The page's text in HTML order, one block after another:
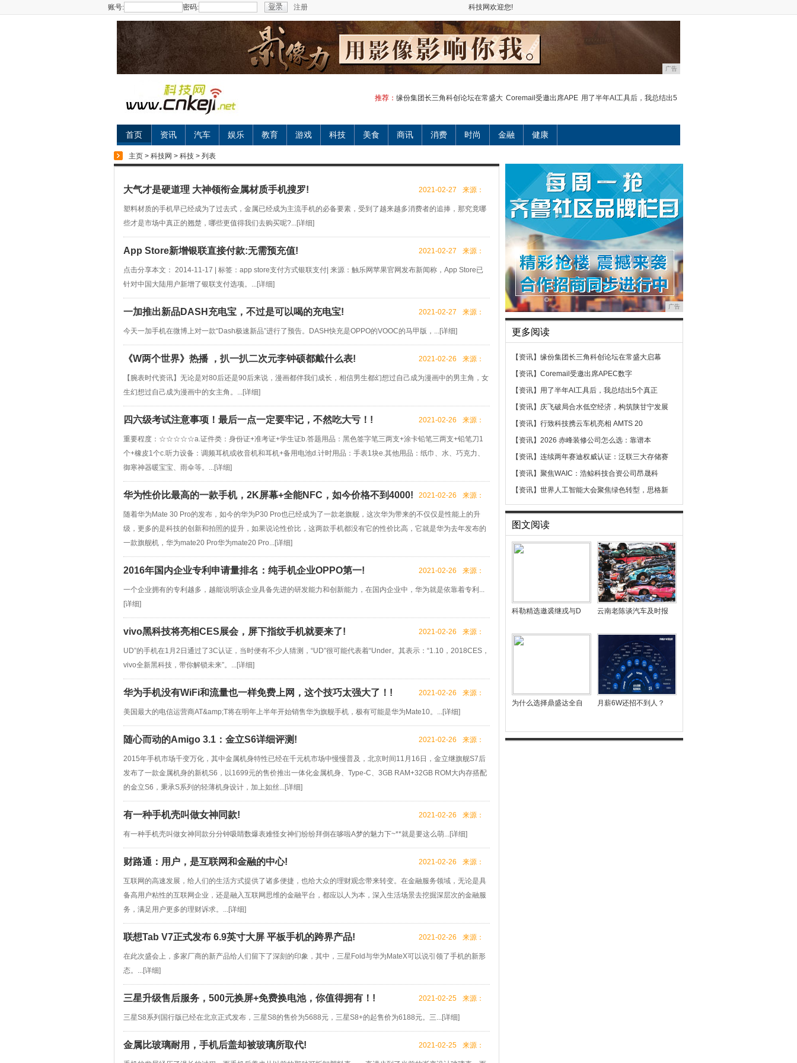
账号: 密码: 注册 科技网欢迎您!
广告
推荐： 缘份集团长三角科创论坛在常盛大 Coremail受邀出席APE 用了半年AI工具后，我总结出5
首页 资讯 汽车 娱乐 教育 游戏 科技 美食 商讯 消费 时尚 金融 健康
主页 > 科技网 > 科技 > 列表
大气才是硬道理 大神领衔金属材质手机搜罗! 来源：
2021-02-27
塑料材质的手机早已经成为了过去式，金属已经成为主流手机的必备要素，受到了越来越多消费者的追捧，那究竟哪
些才是市场中真正的翘楚，哪些更值得我们去购买呢?...[详细]
App Store新增银联直接付款:无需预充值! 来源：
2021-02-27
点击分享本文： 2014-11-17 | 标签：app store支付方式银联支付| 来源：触乐网苹果官网发布新闻称，App Store已
针对中国大陆用户新增了银联支付选项。...[详细]
一加推出新品DASH充电宝，不过是可以喝的充电宝! 来源：
2021-02-27
今天一加手机在微博上对一款“Dash极速新品”进行了预告。DASH快充是OPPO的VOOC的马甲版，...[详细]
《W两个世界》热播 ，扒一扒二次元李钟硕都戴什么表! 来源：
2021-02-26
【腕表时代资讯】无论是对80后还是90后来说，漫画都伴我们成长，相信男生都幻想过自己成为漫画中的男主角，女
生幻想过自己成为漫画中的女主角。...[详细]
四六级考试注意事项！最后一点一定要牢记，不然吃大亏！! 来源：
2021-02-26
重要程度：☆☆☆☆☆a.证件类：身份证+准考证+学生证b.答题用品：黑色签字笔三两支+涂卡铅笔三两支+铅笔刀1
个+橡皮1个c.听力设备：调频耳机或收音机和耳机+备用电池d.计时用品：手表1块e.其他用品：纸巾、水、巧克力、
御寒神器暖宝宝、雨伞等。...[详细]
华为性价比最高的一款手机，2K屏幕+全能NFC，如今价格不到4000! 来源：
2021-02-26
随着华为Mate 30 Pro的发布，如今的华为P30 Pro也已经成为了一款老旗舰，这次华为带来的不仅仅是性能上的升
级，更多的是科技的创新和拍照的提升，如果说论性价比，这两款手机都没有它的性价比高，它就是华为去年发布的
一款旗舰机，华为mate20 Pro华为mate20 Pro...[详细]
2016年国内企业专利申请量排名：纯手机企业OPPO第一! 来源：
2021-02-26
一个企业拥有的专利越多，越能说明该企业具备先进的研发能力和创新能力，在国内企业中，华为就是依靠着专利...
[详细]
vivo黑科技将亮相CES展会，屏下指纹手机就要来了! 来源：
2021-02-26
UD”的手机在1月2日通过了3C认证，当时便有不少人猜测，“UD”很可能代表着“Under。其表示：“1.10，2018CES，
vivo全新黑科技，带你解锁未来”。...[详细]
华为手机没有WiFi和流量也一样免费上网，这个技巧太强大了！! 来源：
2021-02-26
美国最大的电信运营商AT&amp;T将在明年上半年开始销售华为旗舰手机，极有可能是华为Mate10。...[详细]
随心而动的Amigo 3.1：金立S6详细评测! 来源：
2021-02-26
2015年手机市场千变万化，其中金属机身特性已经在千元机市场中慢慢普及，北京时间11月16日，金立继旗舰S7后
发布了一款金属机身的新机S6，以1699元的售价推出一体化金属机身、Type-C、3GB RAM+32GB ROM大内存搭配
的金立S6，秉承S系列的轻薄机身设计，加上如丝...[详细]
有一种手机壳叫做女神同款! 来源：
2021-02-26
有一种手机壳叫做女神同款分分钟吸睛数爆表难怪女神们纷纷拜倒在哆啦A梦的魅力下~**就是要这么萌...[详细]
财路通：用户，是互联网和金融的中心! 来源：
2021-02-26
互联网的高速发展，给人们的生活方式提供了诸多便捷，也给大众的理财观念带来转变。在金融服务领域，无论是具
备高用户粘性的互联网企业，还是融入互联网思维的金融平台，都应以人为本，深入生活场景去挖掘深层次的金融服
务，满足用户更多的理财诉求。...[详细]
联想Tab V7正式发布 6.9英寸大屏 平板手机的跨界产品! 来源：
2021-02-26
在此次盛会上，多家厂商的新产品给人们留下了深刻的印象，其中，三星Fold与华为MateX可以说引领了手机的新形
态。...[详细]
三星升级售后服务，500元换屏+免费换电池，你值得拥有！! 来源：
2021-02-25
三星S8系列国行版已经在北京正式发布，三星S8的售价为5688元，三星S8+的起售价为6188元。三...[详细]
金属比玻璃耐用，手机后盖却被玻璃所取代! 来源：
2021-02-25
广告
更多阅读
【资讯】 缘份集团长三角科创论坛在常盛大启幕
【资讯】 Coremail受邀出席APEC数字
【资讯】 用了半年AI工具后，我总结出5个真正
【资讯】 庆飞破局合水低空经济，构筑陕甘宁发展
【资讯】 行致科技携云车机亮相 AMTS 20
【资讯】 2026 赤峰装修公司怎么选：靠谱本
【资讯】 连续两年赛迪权威认证：泛联三大存储赛
【资讯】 聚焦WAIC：浩鲸科技合资公司昂晟科
【资讯】 世界人工智能大会聚焦绿色转型，思格新
图文阅读
科勒精选邀裘继戎与D 云南老陈谈汽车及时报
为什么选择鼎盛达全自 月薪6W还招不到人？